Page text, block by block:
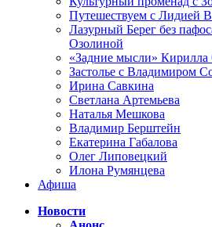
Путешествуем с Лидией
Лазурный Берег без
Озолиной
«Задние мысли»
Застолье с Владимиром
Ирина Савкина
Светлана Артемьева
Наталья Мешкова
Владимир Берштейн
Екатерина Габалова
Олег Липовецкий
Илона Румянцева
Афиша
Новости